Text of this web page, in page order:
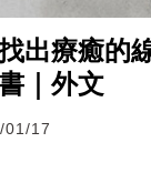
出療癒的
｜外文
01/17